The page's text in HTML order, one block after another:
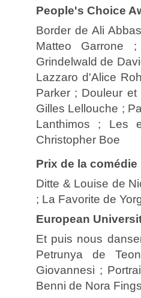
People's Choice
Border de Ali
Matteo Garrone
Grindelwald de
Lazzaro d'Alice
Parker ; Douleur
Gilles Lellouche ;
Lanthimos ; Les
Christopher Boe
Prix de la comédie
Ditte & Louise de
; La Favorite de
European
Et puis nous
Petrunya de
Giovannesi ;
Benni de Nora